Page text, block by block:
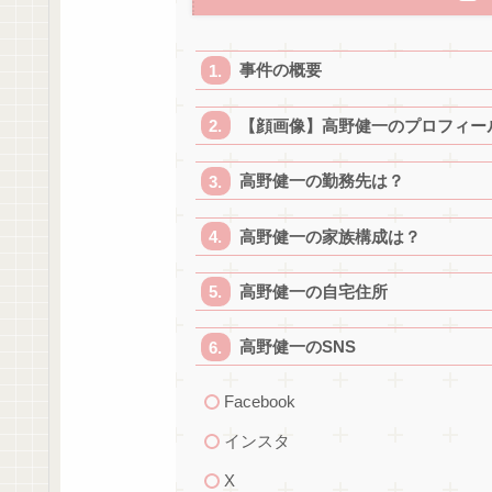
事件の概要
【顔画像】高野健一のプロフィー
高野健一の勤務先は？
高野健一の家族構成は？
高野健一の自宅住所
高野健一のSNS
Facebook
インスタ
X